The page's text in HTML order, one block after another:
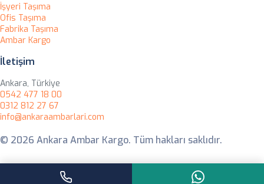
İşyeri Taşıma
Ofis Taşıma
Fabrika Taşıma
Ambar Kargo
İletişim
Ankara, Türkiye
0542 477 18 00
0312 812 27 67
info@ankaraambarlari.com
© 2026 Ankara Ambar Kargo. Tüm hakları saklıdır.